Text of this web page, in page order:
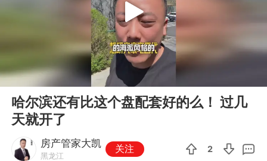
00:00
Play
哈尔滨还有比这个盘配套好的么！ 过几
天就开了
房产管家大凯
黑龙江
关注 2